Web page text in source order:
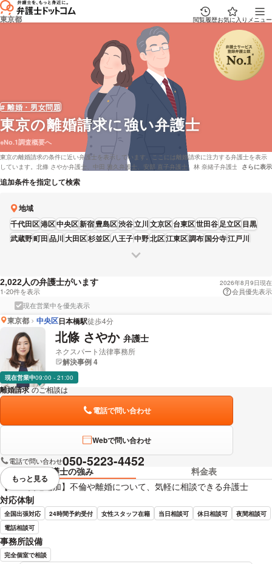
東京都 閲覧履歴お気に入り メニュー
# 離婚・男女問題
東京の離婚請求に強い弁護士
※No.1調査概要へ
東京の離婚請求の条件に近い弁護士を表示しています。ここには離婚請求に注力する弁護士を表示
しています。北條 さやか弁護士、中田 雅久弁護士、安部 直子弁護士、林 奈緒子弁護士、山田 雄太
弁護士などの電話・メールの問合せ情報から、口コミや評判・土日祝日の休日法律相談や無料相談
の可否など、充実した専門情報で心強い弁護士をお探しください。
説明文の
さらに表示
追加条件を指定して検索
地域
千代田区港区中央区新宿豊島区渋谷立川文京区台東区世田谷足立区目黒
武蔵野町田品川大田区杉並区八王子中野北区江東区調布国分寺江戸川
荒川区
2,022人の弁護士がいます 2026年8月9日現在
1-20件を表示
会員優先表示
現在営業中を優先表示
東京都 中央区日本橋駅徒歩4分
北條 さやか 弁護士
ネクスパート法律事務所
解決事例 4
現在営業中09:00 - 21:00
離婚請求 のご相談は
電話で問い合わせ
Webで問い合わせ
電話で問い合わせ050-5223-4452
弁護士の強み
料金表
【LINE友達追加】不倫や離婚について、気軽に相談できる弁護士
対応体制
全国出張対応 24時間予約受付 女性スタッフ在籍 当日相談可 休日相談可
夜間相談可
電話相談可
事務所設備
完全個室で相談
視覚的に省略されている要素を
もっと見る